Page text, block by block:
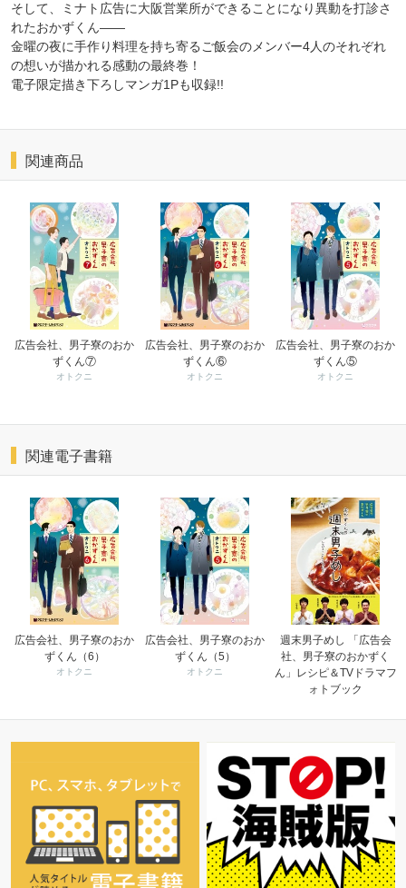
そして、ミナト広告に大阪営業所ができることになり異動を打診さ
れたおかずくん――
金曜の夜に手作り料理を持ち寄るご飯会のメンバー4人のそれぞれ
の想いが描かれる感動の最終巻！
電子限定描き下ろしマンガ1Pも収録!!
関連商品
広告会社、男子寮のおか
ずくん⑦
オトクニ
広告会社、男子寮のおか
ずくん⑥
オトクニ
広告会社、男子寮のおか
ずくん⑤
オトクニ
関連電子書籍
広告会社、男子寮のおか
ずくん（6）
オトクニ
広告会社、男子寮のおか
ずくん（5）
オトクニ
週末男子めし 「広告会
社、男子寮のおかずく
ん」レシピ＆TVドラマフ
ォトブック